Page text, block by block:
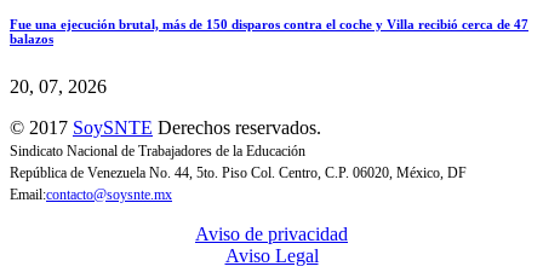
Fue una ejecución brutal, más de 150 disparos contra el coche y Villa recibió cerca de 47
balazos
20, 07, 2026
© 2017 SoySNTE Derechos reservados.
Sindicato Nacional de Trabajadores de la Educación
República de Venezuela No. 44, 5to. Piso Col. Centro, C.P. 06020, México, DF
Email:contacto@soysnte.mx
Aviso de privacidad
Aviso Legal